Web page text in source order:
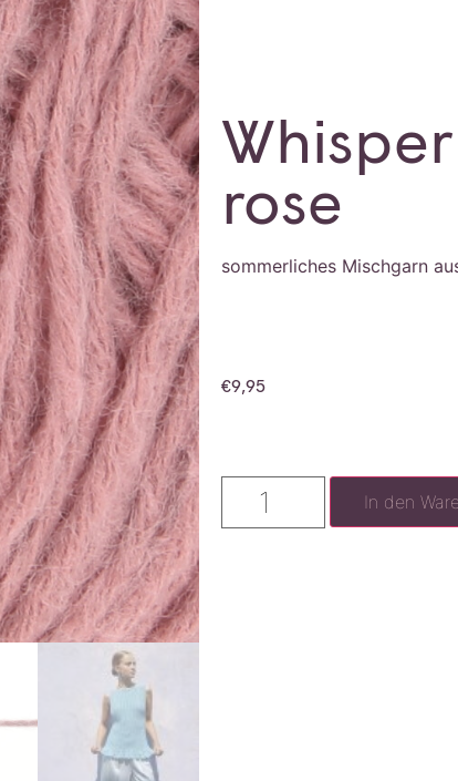
rose
sommerliches Mischgarn
€9,95
In den